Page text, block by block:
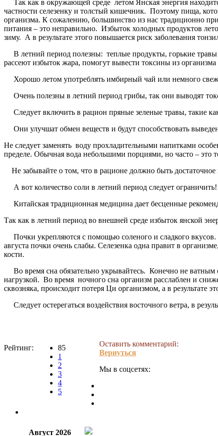
Так как в окружающей среде летом Янская энергия
частности селезенку и толстый кишечник. Поэтому пища,
организма. К сожалению, большинство из нас традиционно
питания – это неправильно. Избыток холодных продуктов
зиму. А в результате этого повышается риск заболевания
В летний период полезны: теплые продукты, горькие травы
рассеют избыток жара, помогут вывести токсины из
Хорошо летом употреблять имбирный чай или немного
Очень полезны в летний период грибы, так они выводят
Следует включить в рацион пряные зеленые травы, такие
Они улучшат обмен веществ и будут способствовать
Не следует заменять воду прохладительными напитками
пределе. Обычная вода небольшими порциями, но часто – это
Не забывайте о том, что в рационе должно быть
А вот количество соли в летний период следует
Китайская традиционная медицина дает бесценные
Так как в летний период во внешней среде избыток янской
Почки укрепляются с помощью соленого и сладкого вкусов.
августа почки очень слабы. Селезенка одна правит в
кости.
Во время сна обязательно укрывайтесь. Конечно не
нагрузкой. Во время ночного сна организм расслаблен и
сквозняка, происходит потеря Ци организмом, а в
Следует остерегаться воздействия восточного ветра, в
Рейтинг:
85
1
2
3
4
5
Оставить комментарий:
Вернуться
Мы в соцсетях:
Август 2026